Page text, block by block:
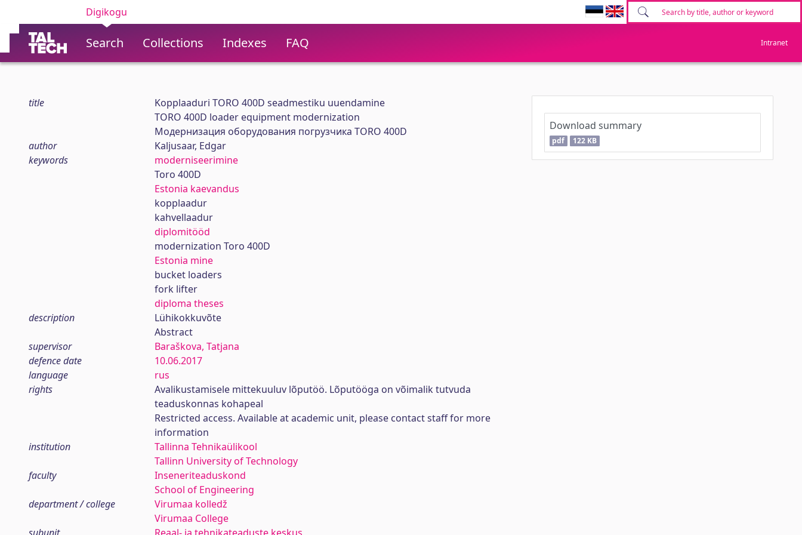
Digikogu
Search Collections Indexes FAQ Intranet
title
Kopplaaduri TORO 400D seadmestiku uuendamine
TORO 400D loader equipment modernization
Модернизация оборудования погрузчика TORO 400D
author
Kaljusaar, Edgar
keywords
moderniseerimine
Toro 400D
Estonia kaevandus
kopplaadur
kahvellaadur
diplomitööd
modernization Toro 400D
Estonia mine
bucket loaders
fork lifter
diploma theses
description
Lühikokkuvõte
Abstract
supervisor
Baraškova, Tatjana
defence date
10.06.2017
language
rus
rights
Avalikustamisele mittekuuluv lõputöö. Lõputööga on võimalik tutvuda
teaduskonnas kohapeal
Restricted access. Available at academic unit, please contact staff for more
information
institution
Tallinna Tehnikaülikool
Tallinn University of Technology
faculty
Inseneriteaduskond
School of Engineering
department / college
Virumaa kolledž
Virumaa College
Download summary
pdf 122 KB